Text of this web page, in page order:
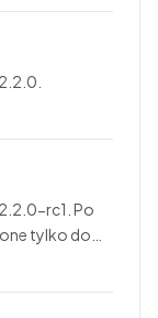
rc1. Po
tylko do
2.2.0